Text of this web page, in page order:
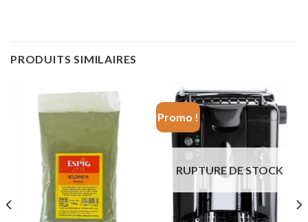
PRODUITS SIMILAIRES
Promo !
RUPTURE DE STOCK